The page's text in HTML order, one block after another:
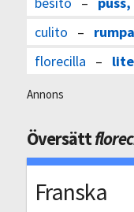
culito –
florecilla –
Annons
Översätt
Franska